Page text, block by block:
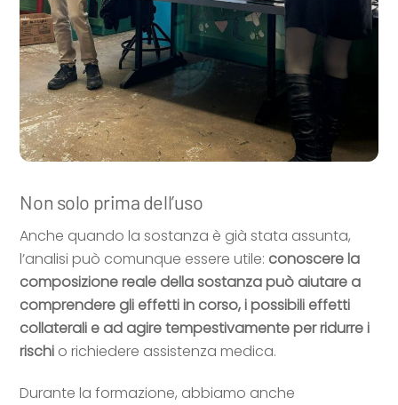
Non solo prima dell’uso
Anche quando la sostanza è già stata assunta,
l’analisi può comunque essere utile: conoscere la
composizione reale della sostanza può aiutare a
comprendere gli effetti in corso, i possibili effetti
collaterali e ad agire tempestivamente per ridurre i
rischi o richiedere assistenza medica.
Durante la formazione, abbiamo anche